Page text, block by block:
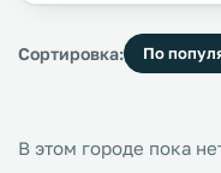
Сортировка: По
В этом городе пока